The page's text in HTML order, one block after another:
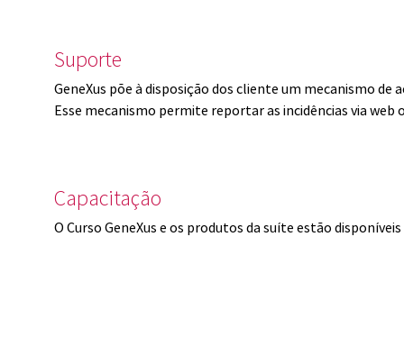
Suporte
GeneXus põe à disposição dos cliente um mecanismo de
Esse mecanismo permite reportar as incidências via
Capacitação
O Curso GeneXus e os produtos da suíte estão